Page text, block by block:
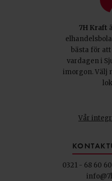
7H Kraft
bästa för
vardagen i
imorgon. Välj
Vår
0321 - 68 60 60